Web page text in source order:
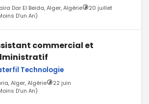
Dar El Beïda, Alger, Algérie
20 juillet
D’un An)
commercial et
Technologie
Alger, Algérie
22 juin
D’un An)